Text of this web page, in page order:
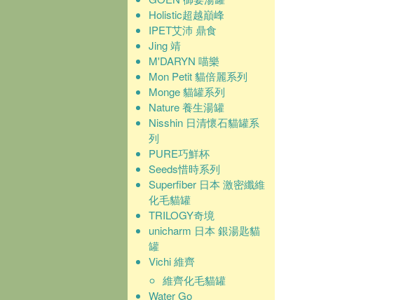
Holistic超越巔峰
IPET艾沛 鼎食
Jing 靖
M'DARYN 喵樂
Mon Petit 貓倍麗系列
Monge 貓罐系列
Nature 養生湯罐
Nisshin 日清懷石貓罐系
列
PURE巧鮮杯
Seeds惜時系列
Superfiber 日本 激密纖維
化毛貓罐
TRILOGY奇境
unicharm 日本 銀湯匙貓
罐
Vichi 維齊
維齊化毛貓罐
Water Go